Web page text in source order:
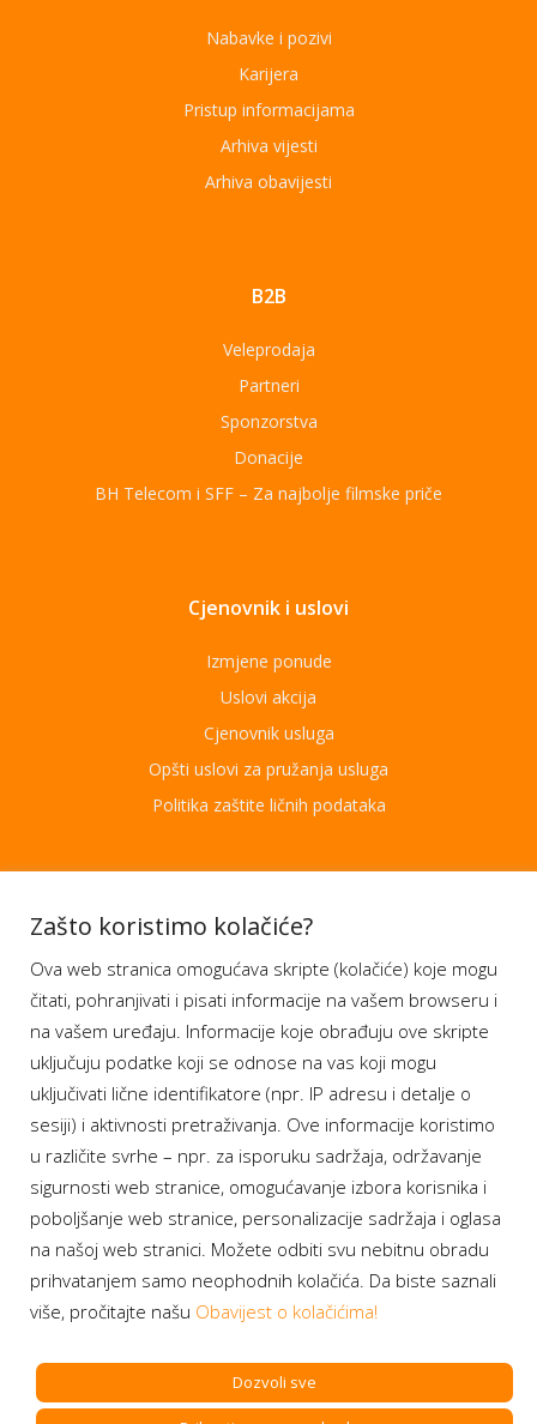
Nabavke i pozivi
Karijera
Pristup informacijama
Arhiva vijesti
Arhiva obavijesti
B2B
Veleprodaja
Partneri
Sponzorstva
Donacije
BH Telecom i SFF – Za najbolje filmske priče
Cjenovnik i uslovi
Izmjene ponude
Uslovi akcija
Cjenovnik usluga
Opšti uslovi za pružanja usluga
Politika zaštite ličnih podataka
Aplikacije
Moj BH Telecom
Dostupnost usluga
Moja webTV
Aukcije BH Telecom
Program lojalnosti
Bonus plus
Prijava za newsletter
Zašto koristimo kolačiće?
Ova web stranica omogućava skripte (kolačiće) koje mogu
čitati, pohranjivati i pisati informacije na vašem browseru i
na vašem uređaju. Informacije koje obrađuju ove skripte
uključuju podatke koji se odnose na vas koji mogu
uključivati lične identifikatore (npr. IP adresu i detalje o
sesiji) i aktivnosti pretraživanja. Ove informacije koristimo
u različite svrhe – npr. za isporuku sadržaja, održavanje
sigurnosti web stranice, omogućavanje izbora korisnika i
poboljšanje web stranice, personalizacije sadržaja i oglasa
na našoj web stranici. Možete odbiti svu nebitnu obradu
prihvatanjem samo neophodnih kolačića. Da biste saznali
više, pročitajte našu Obavijest o kolačićima!
Dozvoli sve